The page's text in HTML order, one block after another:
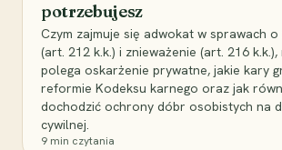
potrzebujesz
Czym zajmuje się adwokat w sprawach o
(art. 212 k.k.) i znieważenie (art. 216 k.k.),
polega oskarżenie prywatne, jakie kary
reformie Kodeksu karnego oraz jak
dochodzić ochrony dóbr osobistych na
cywilnej.
9 min czytania